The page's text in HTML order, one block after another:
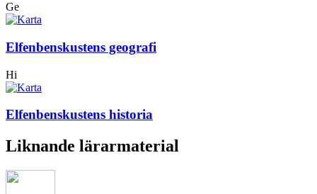
Ge
Elfenbenskustens geografi
Hi
Elfenbenskustens historia
Liknande lärarmaterial